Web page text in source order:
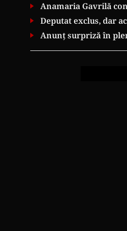
Anamaria Gavrilă
Deputat exclus, dar
Anunț surpriză în